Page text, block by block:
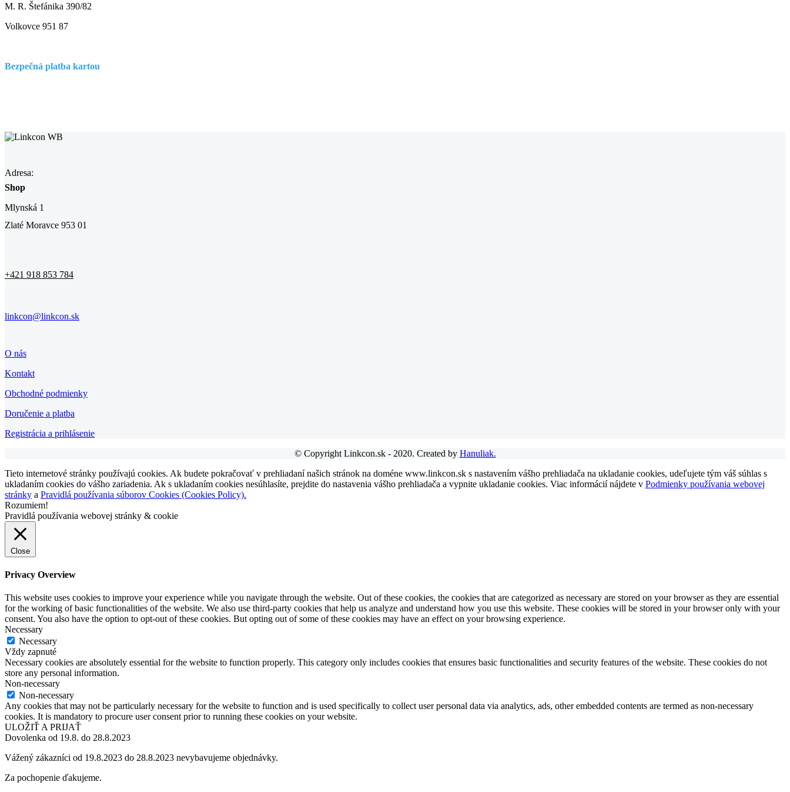
M. R. Štefánika 390/82
Volkovce 951 87
Bezpečná platba kartou
Adresa:
Shop
Mlynská 1
Zlaté Moravce 953 01
+421 918 853 784
linkcon@linkcon.sk
O nás
Kontakt
Obchodné podmienky
Doručenie a platba
Registrácia a prihlásenie
© Copyright Linkcon.sk - 2020. Created by Hanuliak.
Tieto internetové stránky používajú cookies. Ak budete pokračovať v prehliadaní našich stránok na doméne www.linkcon.sk s nastavením vášho prehliadača na ukladanie cookies, udeľujete tým váš súhlas s
ukladaním cookies do vášho zariadenia. Ak s ukladaním cookies nesúhlasíte, prejdite do nastavenia vášho prehliadača a vypnite ukladanie cookies. Viac informácií nájdete v Podmienky používania webovej
stránky a Pravidlá používania súborov Cookies (Cookies Policy).
Rozumiem!
Pravidlá používania webovej stránky & cookie
Close
Privacy Overview
This website uses cookies to improve your experience while you navigate through the website. Out of these cookies, the cookies that are categorized as necessary are stored on your browser as they are essential
for the working of basic functionalities of the website. We also use third-party cookies that help us analyze and understand how you use this website. These cookies will be stored in your browser only with your
consent. You also have the option to opt-out of these cookies. But opting out of some of these cookies may have an effect on your browsing experience.
Necessary
Necessary
Vždy zapnuté
Necessary cookies are absolutely essential for the website to function properly. This category only includes cookies that ensures basic functionalities and security features of the website. These cookies do not
store any personal information.
Non-necessary
Non-necessary
Any cookies that may not be particularly necessary for the website to function and is used specifically to collect user personal data via analytics, ads, other embedded contents are termed as non-necessary
cookies. It is mandatory to procure user consent prior to running these cookies on your website.
ULOŽIŤ A PRIJAŤ
Dovolenka od 19.8. do 28.8.2023
Vážený zákazníci od 19.8.2023 do 28.8.2023 nevybavujeme objednávky.
Za pochopenie ďakujeme.